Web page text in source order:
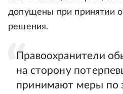
допущены при принятии
решения.
Правоохранители
на сторону
принимают меры по